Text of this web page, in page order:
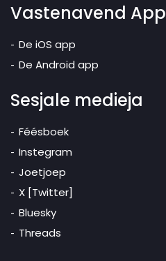
Vastenavend App
De iOS app
De Android app
Sesjale medieja
Féésboek
Instegram
Joetjoep
X [Twitter]
Bluesky
Threads